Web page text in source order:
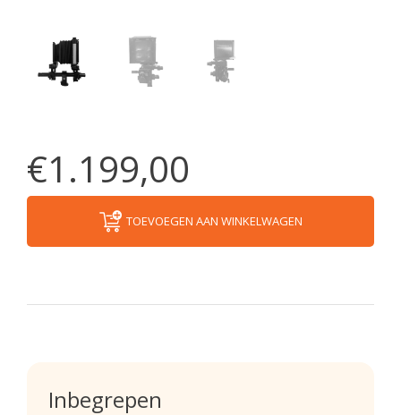
€1.199,00
TOEVOEGEN AAN WINKELWAGEN
Inbegrepen